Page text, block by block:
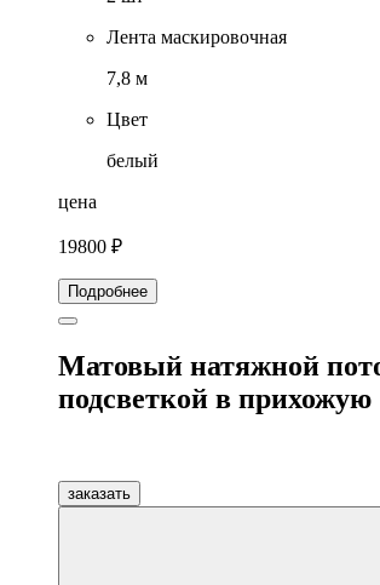
Лента маскировочная
7,8 м
Цвет
белый
цена
19800 ₽
Подробнее
Матовый натяжной
подсветкой в прихожую
заказать